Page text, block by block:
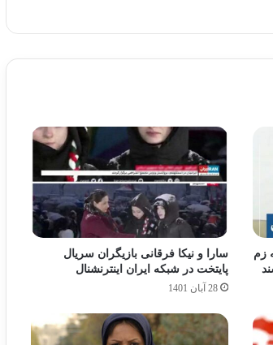
زم
سارا و نیکا فرقانی بازیگران سریال
پایتخت در شبکه ایران اینترنشنال
28 آبان 1401